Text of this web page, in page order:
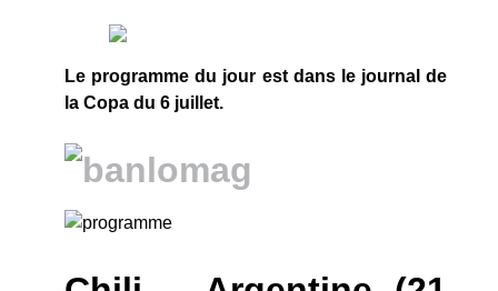
Le programme du jour est dans le journal de
la Copa du 6 juillet.